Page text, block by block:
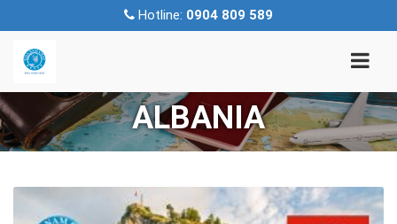
Hotline: 0904 809 589
ALBANIA